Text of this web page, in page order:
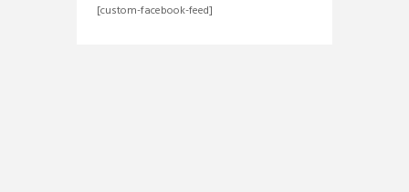
[custom-facebook-feed]